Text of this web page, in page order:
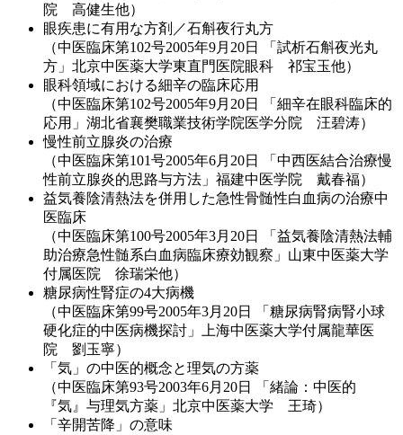
院 高健生他）
眼疾患に有用な方剤／石斛夜行丸方
（中医臨床第102号2005年9月20日 「試析石斛夜光丸
方」北京中医薬大学東直門医院眼科 祁宝玉他）
眼科領域における細辛の臨床応用
（中医臨床第102号2005年9月20日 「細辛在眼科臨床的
応用」湖北省襄樊職業技術学院医学分院 汪碧涛）
慢性前立腺炎の治療
（中医臨床第101号2005年6月20日 「中西医結合治療慢
性前立腺炎的思路与方法」福建中医学院 戴春福）
益気養陰清熱法を併用した急性骨髄性白血病の治療中
医臨床
（中医臨床第100号2005年3月20日 「益気養陰清熱法輔
助治療急性髄系白血病臨床療効観察」山東中医薬大学
付属医院 徐瑞栄他）
糖尿病性腎症の4大病機
（中医臨床第99号2005年3月20日 「糖尿病腎病腎小球
硬化症的中医病機探討」上海中医薬大学付属龍華医
院 劉玉寧）
「気」の中医的概念と理気の方薬
（中医臨床第93号2003年6月20日 「緒論：中医的
『気』与理気方薬」北京中医薬大学 王琦）
「辛開苦降」の意味